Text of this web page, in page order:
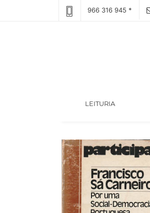
966 316 945 *
LEITURIA(CURRENT)